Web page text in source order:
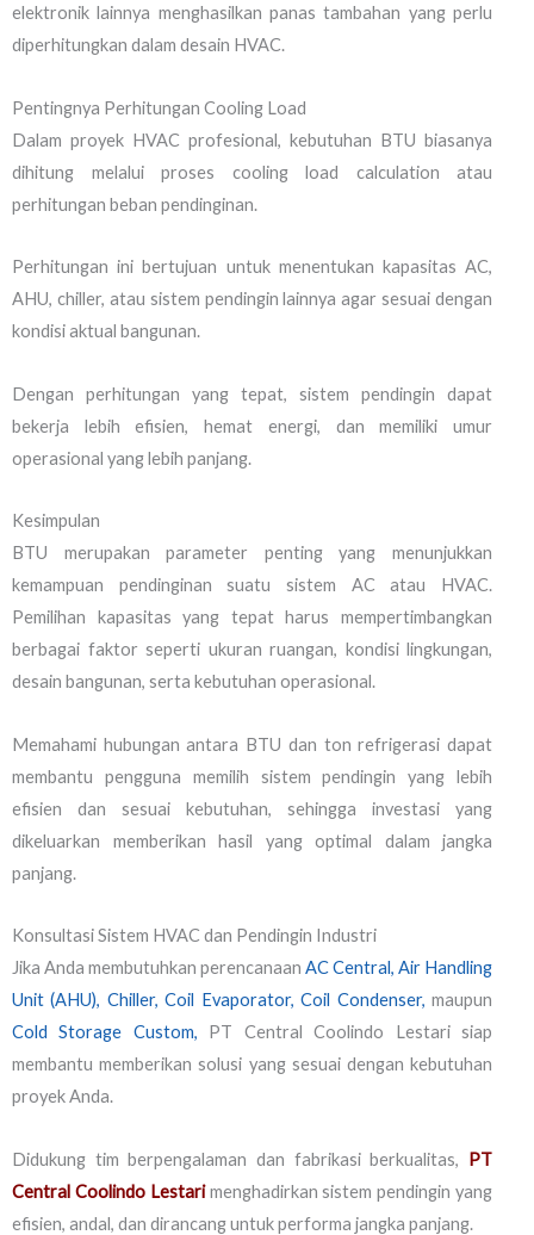
elektronik lainnya menghasilkan panas tambahan yang perlu
diperhitungkan dalam desain HVAC.
Pentingnya Perhitungan Cooling Load
Dalam proyek HVAC profesional, kebutuhan BTU biasanya
dihitung melalui proses cooling load calculation atau
perhitungan beban pendinginan.
Perhitungan ini bertujuan untuk menentukan kapasitas AC,
AHU, chiller, atau sistem pendingin lainnya agar sesuai dengan
kondisi aktual bangunan.
Dengan perhitungan yang tepat, sistem pendingin dapat
bekerja lebih efisien, hemat energi, dan memiliki umur
operasional yang lebih panjang.
Kesimpulan
BTU merupakan parameter penting yang menunjukkan
kemampuan pendinginan suatu sistem AC atau HVAC.
Pemilihan kapasitas yang tepat harus mempertimbangkan
berbagai faktor seperti ukuran ruangan, kondisi lingkungan,
desain bangunan, serta kebutuhan operasional.
Memahami hubungan antara BTU dan ton refrigerasi dapat
membantu pengguna memilih sistem pendingin yang lebih
efisien dan sesuai kebutuhan, sehingga investasi yang
dikeluarkan memberikan hasil yang optimal dalam jangka
panjang.
Konsultasi Sistem HVAC dan Pendingin Industri
Jika Anda membutuhkan perencanaan AC Central, Air Handling
Unit (AHU), Chiller, Coil Evaporator, Coil Condenser, maupun
Cold Storage Custom, PT Central Coolindo Lestari siap
membantu memberikan solusi yang sesuai dengan kebutuhan
proyek Anda.
Didukung tim berpengalaman dan fabrikasi berkualitas, PT
Central Coolindo Lestarimenghadirkan sistem pendingin yang
efisien, andal, dan dirancang untuk performa jangka panjang.